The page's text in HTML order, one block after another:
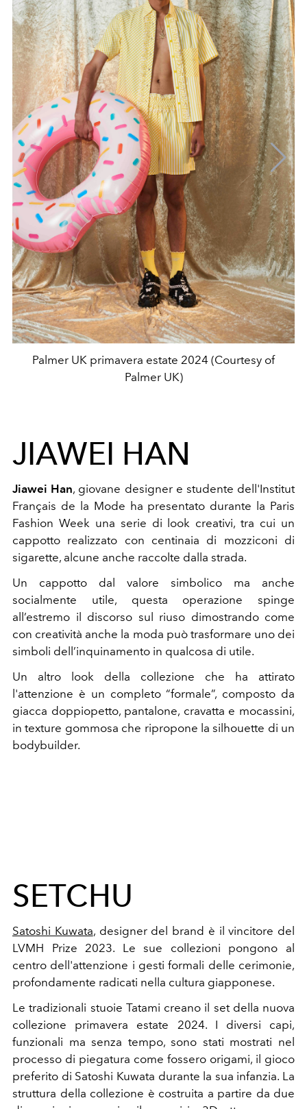
Palmer UK primavera estate 2024 (Courtesy of
Palmer UK)
JIAWEI HAN
Jiawei Han, giovane designer e studente dell'Institut
Français de la Mode ha presentato durante la Paris
Fashion Weekuna serie di look creativi, tra cui un
cappotto realizzato con centinaia di mozziconi di
sigarette, alcune anche raccolte dalla strada.⁠
Un cappotto dal valore simbolico ma anche
socialmente utile, questa operazione spinge
all’estremo il discorso sul riuso dimostrando come
con creatività anche la moda può trasformare uno dei
simboli dell’inquinamento in qualcosa di utile.
Un altro look della collezione che ha attirato
l'attenzione è un completo “formale”, composto da
giacca doppiopetto, pantalone, cravatta e mocassini,
in texture gommosa che ripropone la silhouette di un
bodybuilder.
SETCHU
Satoshi Kuwata, designer del brand è il vincitore del
LVMH Prize 2023. Le sue collezioni pongono al
centro dell'attenzione i gesti formali delle cerimonie,
profondamente radicati nella cultura giapponese.
Le tradizionali stuoie Tatami creano il set della nuova
collezione primavera estate 2024. I diversi capi,
funzionali ma senza tempo, sono stati mostrati nel
processo di piegatura come fossero origami, il gioco
preferito di Satoshi Kuwata durante la sua infanzia. La
struttura della collezione è costruita a partire da due